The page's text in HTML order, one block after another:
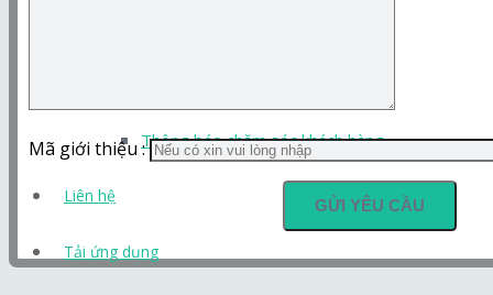
Thông báo chăm sóc khách hàng
Liên hệ
Tải ứng dụng
Mã giới thiệu :